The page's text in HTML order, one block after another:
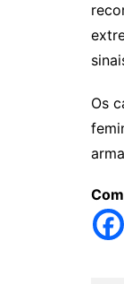
Os